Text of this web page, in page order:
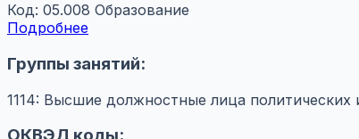
Код: 05.008 Образование
Подробнее
Группы занятий:
1114: Высшие должностные лица политических